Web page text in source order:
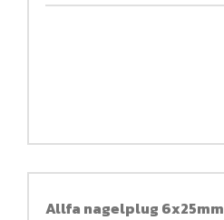
Allfa nagelplug 6x25mm